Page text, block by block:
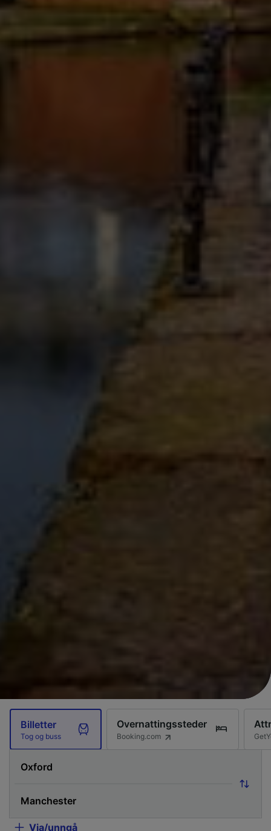
Billetter
Tog og buss
Overnattingssteder
Booking.com
Via/unngå